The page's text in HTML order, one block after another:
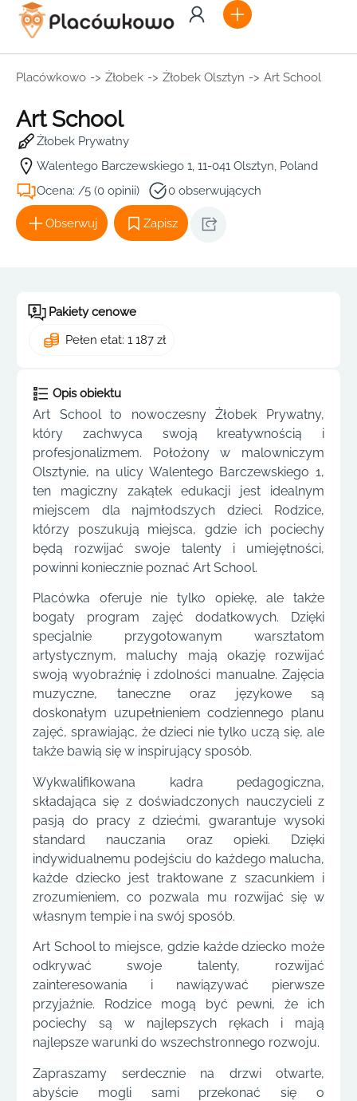
Placówkowo -> Żłobek -> Żłobek Olsztyn -> Art School
Art School
Żłobek Prywatny
Walentego Barczewskiego 1, 11-041 Olsztyn, Poland
Ocena: /5 (0 opinii)
0 obserwujących
Obserwuj Zapisz
Pakiety cenowe
Pełen etat: 1 187 zł
Opis obiektu
Art School to nowoczesny Żłobek Prywatny,
który zachwyca swoją kreatywnością i
profesjonalizmem. Położony w malowniczym
Olsztynie, na ulicy Walentego Barczewskiego 1,
ten magiczny zakątek edukacji jest idealnym
miejscem dla najmłodszych dzieci. Rodzice,
którzy poszukują miejsca, gdzie ich pociechy
będą rozwijać swoje talenty i umiejętności,
powinni koniecznie poznać Art School.
Placówka oferuje nie tylko opiekę, ale także
bogaty program zajęć dodatkowych. Dzięki
specjalnie przygotowanym warsztatom
artystycznym, maluchy mają okazję rozwijać
swoją wyobraźnię i zdolności manualne. Zajęcia
muzyczne, taneczne oraz językowe są
doskonałym uzupełnieniem codziennego planu
zajęć, sprawiając, że dzieci nie tylko uczą się, ale
także bawią się w inspirujący sposób.
Wykwalifikowana kadra pedagogiczna,
składająca się z doświadczonych nauczycieli z
pasją do pracy z dziećmi, gwarantuje wysoki
standard nauczania oraz opieki. Dzięki
indywidualnemu podejściu do każdego malucha,
każde dziecko jest traktowane z szacunkiem i
zrozumieniem, co pozwala mu rozwijać się w
własnym tempie i na swój sposób.
Art School to miejsce, gdzie każde dziecko może
odkrywać swoje talenty, rozwijać
zainteresowania i nawiązywać pierwsze
przyjaźnie. Rodzice mogą być pewni, że ich
pociechy są w najlepszych rękach i mają
najlepsze warunki do wszechstronnego rozwoju.
Zapraszamy serdecznie na drzwi otwarte,
abyście mogli sami przekonać się o